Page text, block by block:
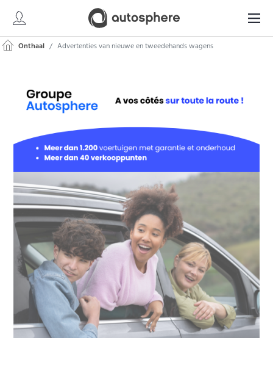
Onthaal Advertenties van nieuwe en tweedehands wagens